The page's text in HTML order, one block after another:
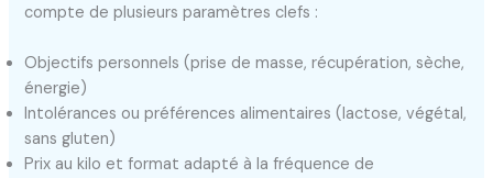
compte de plusieurs paramètres clefs :
Objectifs personnels (prise de masse, récupération, sèche,
énergie)
Intolérances ou préférences alimentaires (lactose, végétal,
sans gluten)
Prix au kilo et format adapté à la fréquence de